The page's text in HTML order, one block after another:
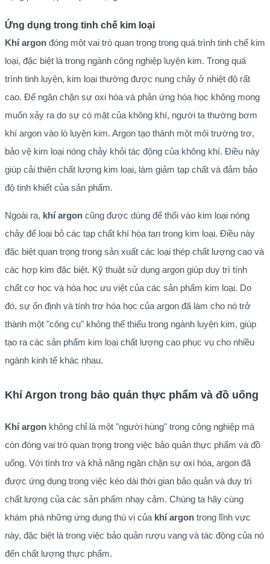
Ứng dụng trong tinh chế kim loại
Khí argon đóng một vai trò quan trọng trong quá trình tinh chế kim
loại, đặc biệt là trong ngành công nghiệp luyện kim. Trong quá
trình tinh luyện, kim loại thường được nung chảy ở nhiệt độ rất
cao. Để ngăn chặn sự oxi hóa và phản ứng hóa học không mong
muốn xảy ra do sự có mặt của không khí, người ta thường bơm
khí argon vào lò luyện kim. Argon tạo thành một môi trường trơ,
bảo vệ kim loại nóng chảy khỏi tác động của không khí. Điều này
giúp cải thiện chất lượng kim loại, làm giảm tạp chất và đảm bảo
độ tinh khiết của sản phẩm.
Ngoài ra, khí argon cũng được dùng để thổi vào kim loại nóng
chảy để loại bỏ các tạp chất khí hòa tan trong kim loại. Điều này
đặc biệt quan trọng trong sản xuất các loại thép chất lượng cao và
các hợp kim đặc biệt. Kỹ thuật sử dụng argon giúp duy trì tính
chất cơ học và hóa học ưu việt của các sản phẩm kim loại. Do
đó, sự ổn định và tính trơ hóa học của argon đã làm cho nó trở
thành một "công cụ" không thể thiếu trong ngành luyện kim, giúp
tạo ra các sản phẩm kim loại chất lượng cao phục vụ cho nhiều
ngành kinh tế khác nhau.
Khí Argon trong bảo quản thực phẩm và đồ uống
Khí argon không chỉ là một "người hùng" trong công nghiệp mà
còn đóng vai trò quan trọng trong việc bảo quản thực phẩm và đồ
uống. Với tính trơ và khả năng ngăn chặn sự oxi hóa, argon đã
được ứng dụng trong việc kéo dài thời gian bảo quản và duy trì
chất lượng của các sản phẩm nhạy cảm. Chúng ta hãy cùng
khám phá những ứng dụng thú vị của khí argon trong lĩnh vực
này, đặc biệt là trong việc bảo quản rượu vang và tác động của nó
đến chất lượng thực phẩm.